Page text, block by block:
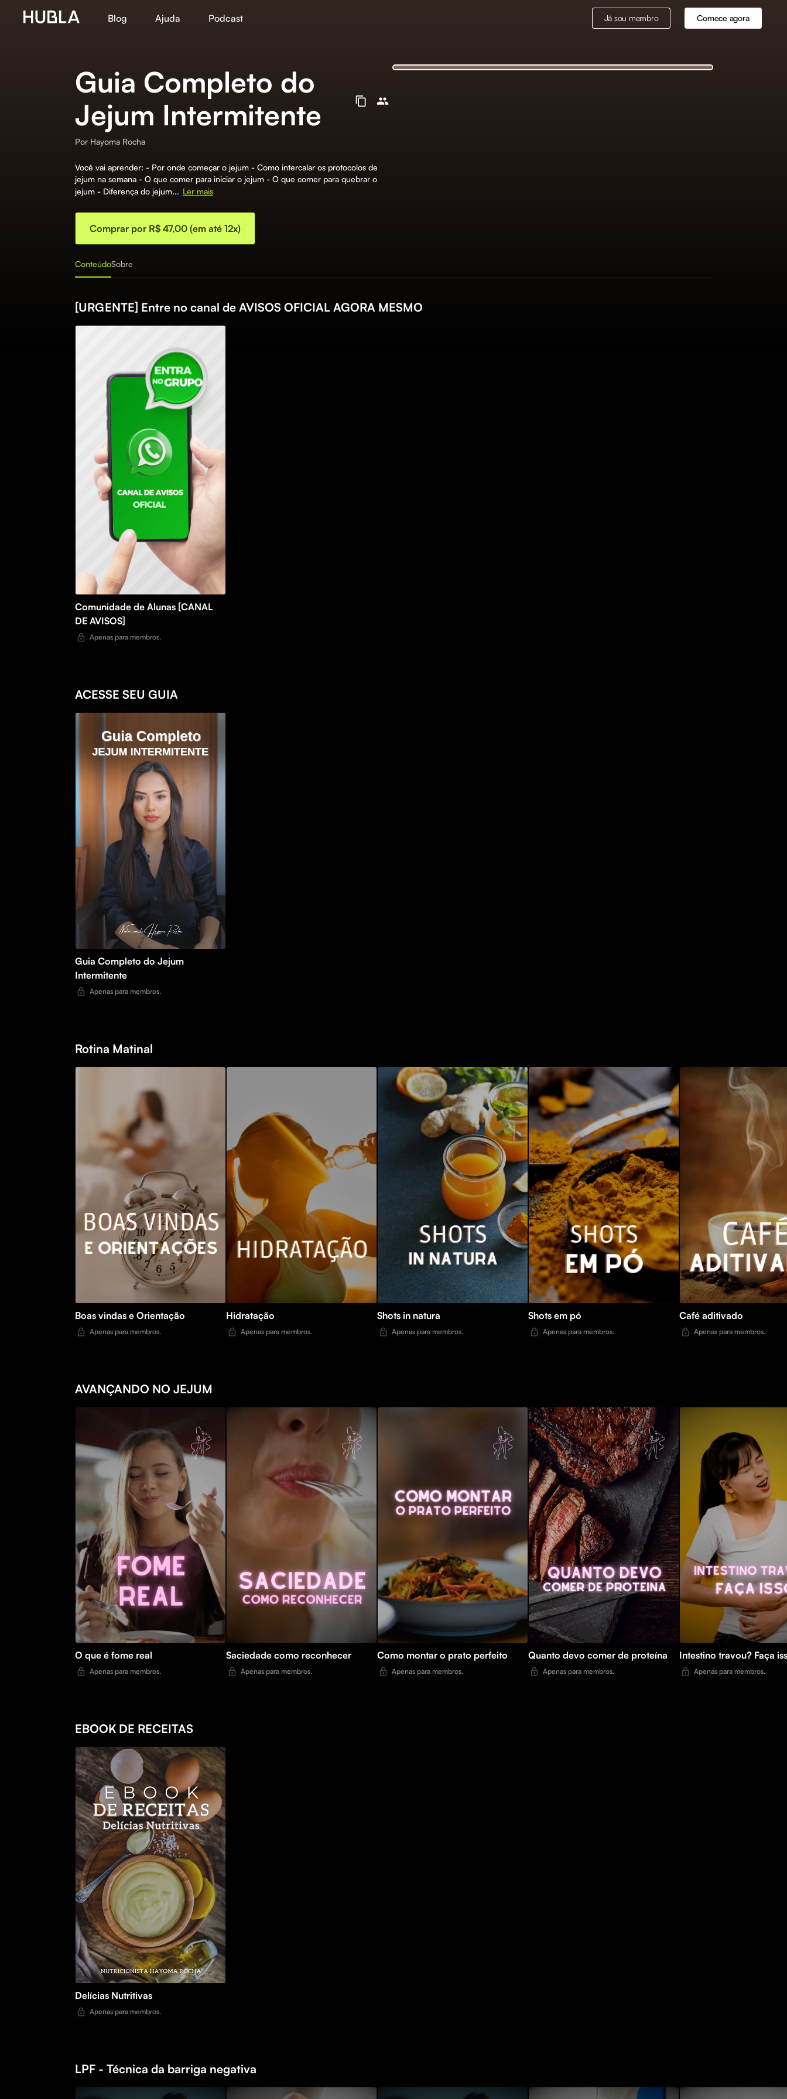
Blog Ajuda Podcast Já sou membro Comece agora
Guia Completo do
Jejum Intermitente
Por Hayoma Rocha
Você vai aprender: - Por onde começar o jejum - Como intercalar os protocolos de
jejum na semana - O que comer para iniciar o jejum - O que comer para quebrar o
jejum - Diferença do jejum... Ler mais
Comprar por R$ 47,00 (em até 12x)
ConteúdoSobre
[URGENTE] Entre no canal de AVISOS OFICIAL AGORA MESMO
Comunidade de Alunas [CANAL
DE AVISOS]
Apenas para membros.
ACESSE SEU GUIA
Guia Completo do Jejum
Intermitente
Apenas para membros.
Rotina Matinal
Boas vindas e Orientação
Apenas para membros.
Hidratação
Apenas para membros.
Shots in natura
Apenas para membros.
Shots em pó
Apenas para membros.
Café aditivado
Apenas para membros.
AVANÇANDO NO JEJUM
O que é fome real
Apenas para membros.
Saciedade como reconhecer
Apenas para membros.
Como montar o prato perfeito
Apenas para membros.
Quanto devo comer de proteína
Apenas para membros.
Intestino travou? Faça
Apenas para membros.
EBOOK DE RECEITAS
Delícias Nutritivas
Apenas para membros.
LPF - Técnica da barriga negativa